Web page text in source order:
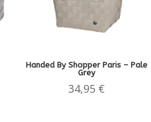
Handed By Shopper Paris – Pale
Grey
34,95 €